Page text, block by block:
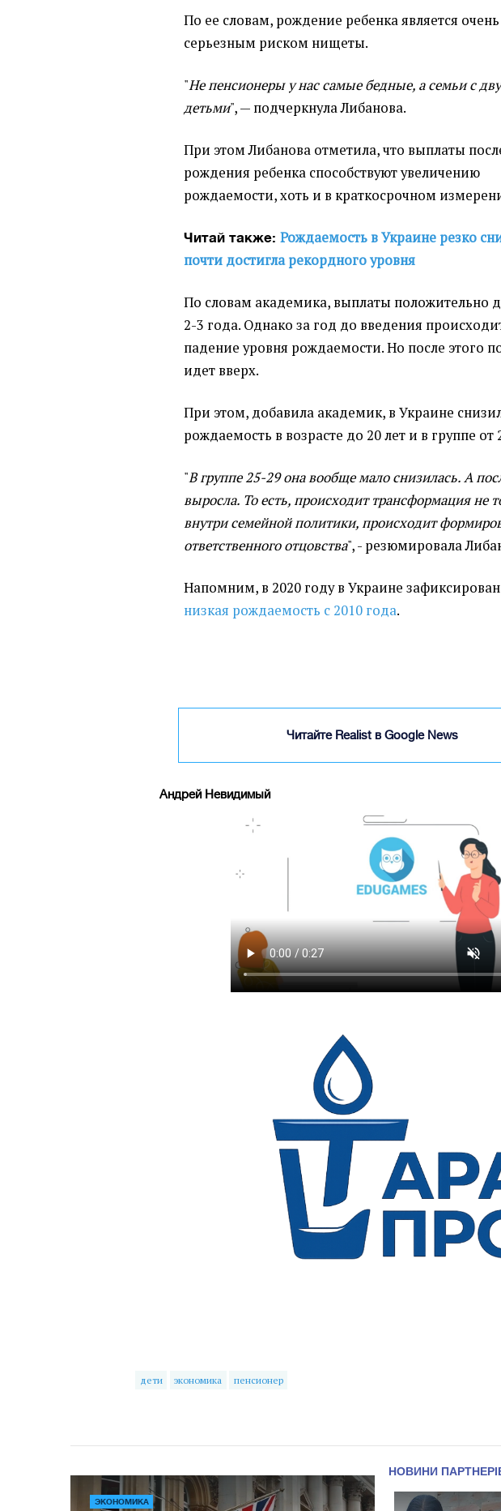
По ее словам, рождение ребенка является очень
серьезным риском нищеты.
"Не пенсионеры у нас самые бедные, а семьи с
детьми", — подчеркнула Либанова.
При этом Либанова отметила, что выплаты
рождения ребенка способствуют увеличению
рождаемости, хоть и в краткосрочном
Читай также:Рождаемость в Украине резко
почти достигла рекордного уровня
По словам академика, выплаты положительно
2-3 года. Однако за год до введения
падение уровня рождаемости. Но после этого
идет вверх.
При этом, добавила академик, в Украине
рождаемость в возрасте до 20 лет и в группе от
"В группе 25-29 она вообще мало снизилась. А
выросла. То есть, происходит трансформация не
внутри семейной политики, происходит
ответственного отцовства", - резюмировала
Напомним, в 2020 году в Украине
низкая рождаемость с 2010 года.
Читайте Realist в Google News
Андрей Невидимый
дети экономика пенсионер
ЭКОНОМИКА